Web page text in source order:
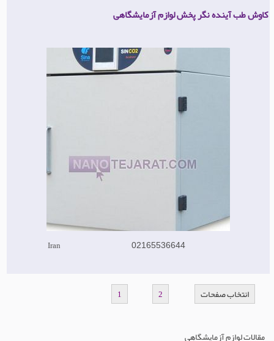
کاوش طب آینده نگر پخش لوازم آزمایشگاهی
Iran 02165536644
انتخاب صفحات 1 2
مقالات لوازم آزمایشگاهی